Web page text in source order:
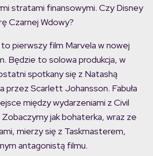
stratami finansowymi. Czy Disney
Czarnej Wdowy?
pierwszy film Marvela w nowej
Będzie to solowa produkcja, w
spotkany się z Natashą
przez Scarlett Johansson. Fabuła
między wydarzeniami z Civil
Zobaczymy jak bohaterka, wraz ze
mierzy się z Taskmasterem,
antagonistą filmu.